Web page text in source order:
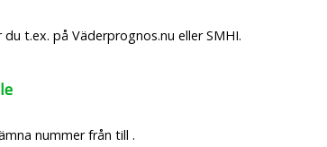
t.ex. på Väderprognos.nu eller SMHI.
nummer från till .